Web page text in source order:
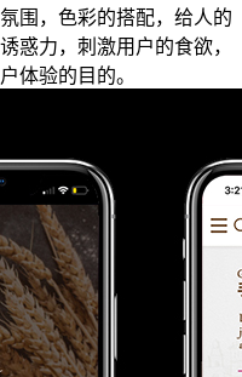
围，色彩的搭配，给人的
惑力，刺激用户的食欲，
体验的目的。